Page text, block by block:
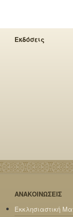
Εκδόσεις
ΑΝΑΚΟΙΝΩΣΕΙΣ
Εκκλησιαστική